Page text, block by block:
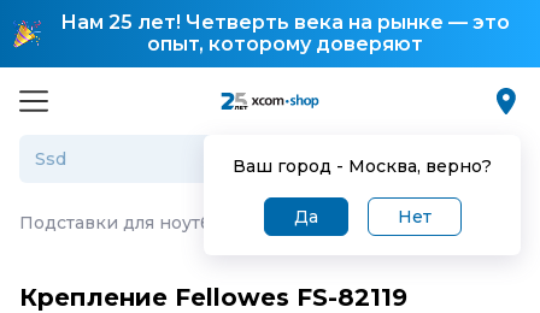
Нам 25 лет! Четверть века на рынке — это
опыт, которому доверяют
Ваш город - Москва, верно?
Да Нет
Подставки для ноутбуков Крепление Fellowes FS-
Крепление Fellowes FS-82119